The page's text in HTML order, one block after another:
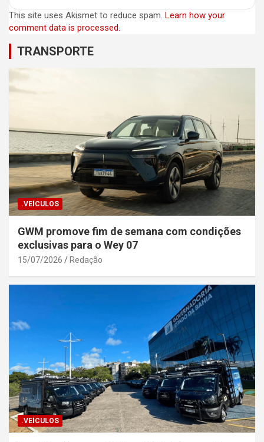
This site uses Akismet to reduce spam. Learn how your
comment data is processed.
TRANSPORTE
.VEÍCULOS
GWM promove fim de semana com condições
exclusivas para o Wey 07
15/07/2026 Redação
.VEÍCULOS